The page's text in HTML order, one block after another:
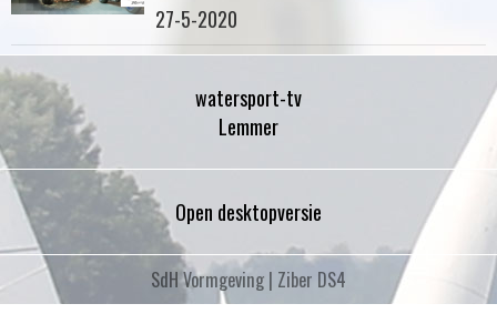
27-5-2020
watersport-tv
Lemmer
Open desktopversie
SdH Vormgeving | Ziber DS4